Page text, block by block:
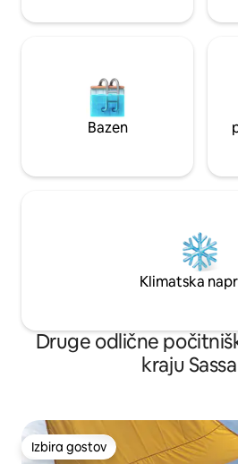
Bazen
Klimatska
Druge odlične
kraju
Izbira gostov
Izbira gostov